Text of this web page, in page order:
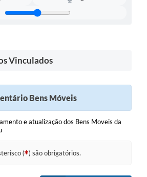
Vinculados
Bens Móveis
e atualização dos Bens Moveis da
( ) são obrigatórios.